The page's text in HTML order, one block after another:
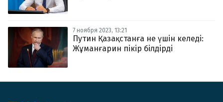
7 ноября 2023, 13:21
Путин Қазақстанға не үшін келеді:
Жұманғарин пікір білдірді